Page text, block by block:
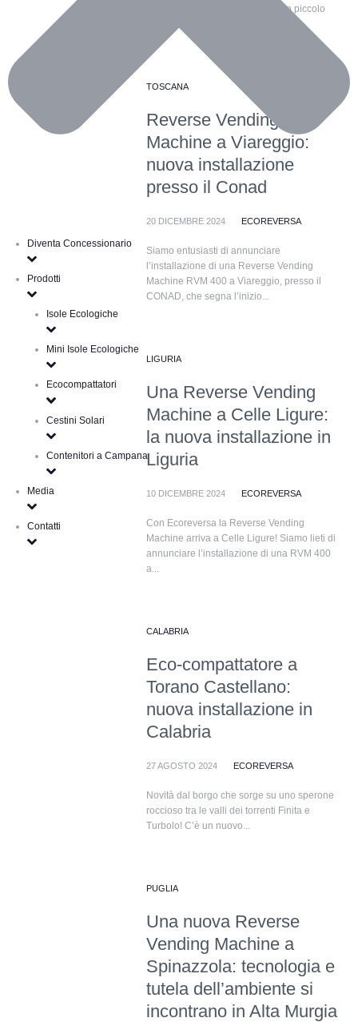
Diventa Concessionario
Prodotti
Isole Ecologiche
Mini Isole Ecologiche
Ecocompattatori
Cestini Solari
Contenitori a Campana
Media
Contatti
Casape e Guarcino! Casape è un piccolo
TOSCANA
Reverse Vending
Machine a Viareggio:
nuova installazione
presso il Conad
20 DICEMBRE 2024 ECOREVERSA
Siamo entusiasti di annunciare
l’installazione di una Reverse Vending
Machine RVM 400 a Viareggio, presso il
CONAD, che segna l’inizio...
LIGURIA
Una Reverse Vending
Machine a Celle Ligure:
la nuova installazione in
Liguria
10 DICEMBRE 2024 ECOREVERSA
Con Ecoreversa la Reverse Vending
Machine arriva a Celle Ligure! Siamo lieti di
annunciare l’installazione di una RVM 400
a...
CALABRIA
Eco-compattatore a
Torano Castellano:
nuova installazione in
Calabria
27 AGOSTO 2024 ECOREVERSA
Novità dal borgo che sorge su uno sperone
roccioso tra le valli dei torrenti Finita e
Turbolo! C’è un nuovo...
PUGLIA
Una nuova Reverse
Vending Machine a
Spinazzola: tecnologia e
tutela dell’ambiente si
incontrano in Alta Murgia